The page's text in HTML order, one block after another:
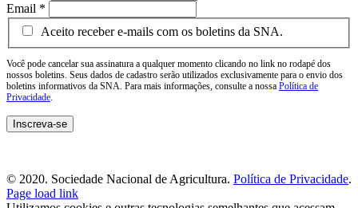
Email *
Aceito receber e-mails com os boletins da SNA.
Você pode cancelar sua assinatura a qualquer momento clicando no link no rodapé dos
nossos boletins. Seus dados de cadastro serão utilizados exclusivamente para o envio dos
boletins informativos da SNA. Para mais informações, consulte a nossa Política de
Privacidade.
© 2020. Sociedade Nacional de Agricultura. Política de Privacidade.
Page load link